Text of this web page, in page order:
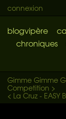
connexion
blogvipère
chroniques
Gimme Gimme
Competition >
< La Cruz - EASY